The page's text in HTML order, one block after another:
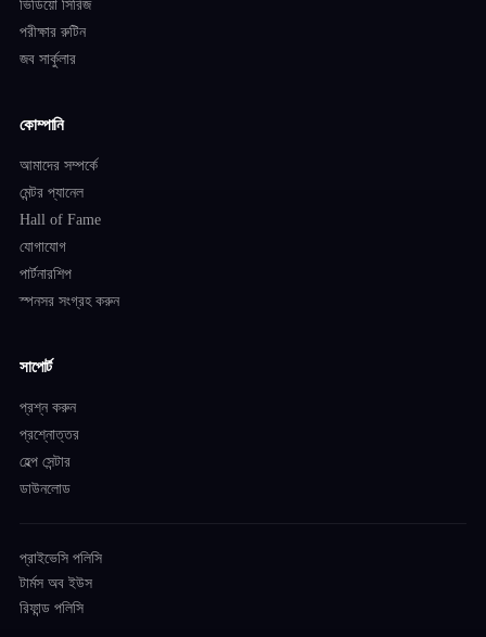
ভিডিয়ো সিরিজ
পরীক্ষার রুটিন
জব সার্কুলার
কোম্পানি
আমাদের সম্পর্কে
মেন্টর প্যানেল
Hall of Fame
যোগাযোগ
পার্টনারশিপ
স্পনসর সংগ্রহ করুন
সাপোর্ট
প্রশ্ন করুন
প্রশ্নোত্তর
হেল্প সেন্টার
ডাউনলোড
প্রাইভেসি পলিসি
টার্মস অব ইউস
রিফান্ড পলিসি